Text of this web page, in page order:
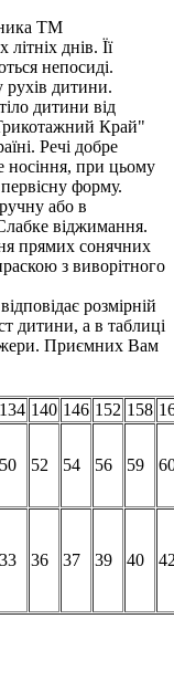
ТМ
днів. Її
непосиді.
рухів дитини.
дитини від
Край"
Речі добре
носіння, при цьому
форму.
або в
віджимання.
прямих сонячних
з виворітного
розмірній
дитини, а в таблиці
Приємних Вам
134 140 146 152 158
50 52 54 56 59
33 36 37 39 40